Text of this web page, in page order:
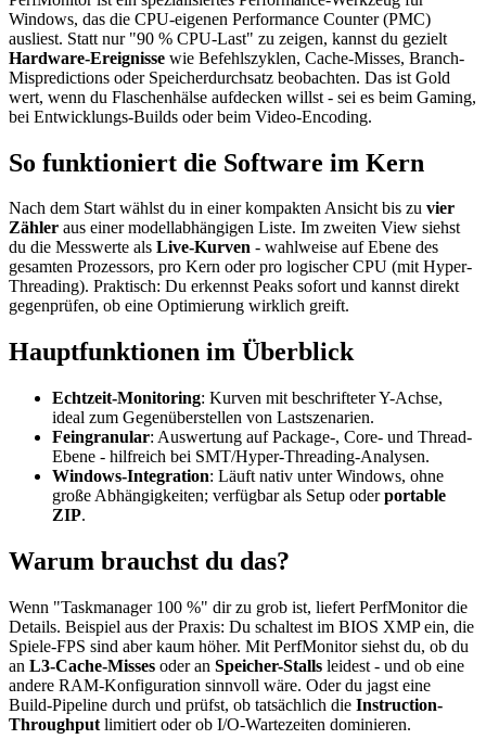
Windows, das die CPU-eigenen Performance Counter (PMC)
ausliest. Statt nur "90 % CPU-Last" zu zeigen, kannst du gezielt
Hardware-Ereignisse wie Befehlszyklen, Cache-Misses, Branch-
Mispredictions oder Speicherdurchsatz beobachten. Das ist Gold
wert, wenn du Flaschenhälse aufdecken willst - sei es beim Gaming,
bei Entwicklungs-Builds oder beim Video-Encoding.
So funktioniert die Software im Kern
Nach dem Start wählst du in einer kompakten Ansicht bis zu vier
Zähler aus einer modellabhängigen Liste. Im zweiten View siehst
du die Messwerte als Live-Kurven - wahlweise auf Ebene des
gesamten Prozessors, pro Kern oder pro logischer CPU (mit Hyper-
Threading). Praktisch: Du erkennst Peaks sofort und kannst direkt
gegenprüfen, ob eine Optimierung wirklich greift.
Hauptfunktionen im Überblick
Echtzeit-Monitoring: Kurven mit beschrifteter Y-Achse,
ideal zum Gegenüberstellen von Lastszenarien.
Feingranular: Auswertung auf Package-, Core- und Thread-
Ebene - hilfreich bei SMT/Hyper-Threading-Analysen.
Windows-Integration: Läuft nativ unter Windows, ohne
große Abhängigkeiten; verfügbar als Setup oderportable
ZIP.
Warum brauchst du das?
Wenn "Taskmanager 100 %" dir zu grob ist, liefert PerfMonitor die
Details. Beispiel aus der Praxis: Du schaltest im BIOS XMP ein, die
Spiele-FPS sind aber kaum höher. Mit PerfMonitor siehst du, ob du
an L3-Cache-Misses oder an Speicher-Stalls leidest - und ob eine
andere RAM-Konfiguration sinnvoll wäre. Oder du jagst eine
Build-Pipeline durch und prüfst, ob tatsächlich die Instruction-
Throughput limitiert oder ob I/O-Wartezeiten dominieren.